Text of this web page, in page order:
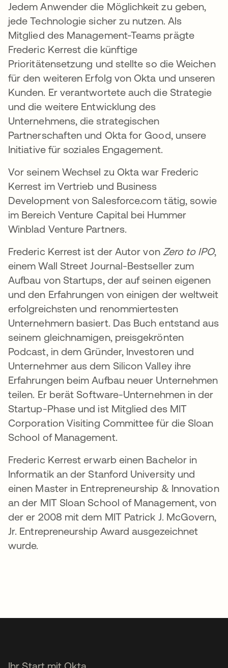
Jedem Anwender die Möglichkeit zu geben,
jede Technologie sicher zu nutzen. Als
Mitglied des Management-Teams prägte
Frederic Kerrest die künftige
Prioritätensetzung und stellte so die Weichen
für den weiteren Erfolg von Okta und unseren
Kunden. Er verantwortete auch die Strategie
und die weitere Entwicklung des
Unternehmens, die strategischen
Partnerschaften und Okta for Good, unsere
Initiative für soziales Engagement.
Vor seinem Wechsel zu Okta war Frederic
Kerrest im Vertrieb und Business
Development von Salesforce.com tätig, sowie
im Bereich Venture Capital bei Hummer
Winblad Venture Partners.
Frederic Kerrest ist der Autor von Zero to IPO,
einem Wall Street Journal-Bestseller zum
Aufbau von Startups, der auf seinen eigenen
und den Erfahrungen von einigen der weltweit
erfolgreichsten und renommiertesten
Unternehmern basiert. Das Buch entstand aus
seinem gleichnamigen, preisgekrönten
Podcast, in dem Gründer, Investoren und
Unternehmer aus dem Silicon Valley ihre
Erfahrungen beim Aufbau neuer Unternehmen
teilen. Er berät Software-Unternehmen in der
Startup-Phase und ist Mitglied des MIT
Corporation Visiting Committee für die Sloan
School of Management.
Frederic Kerrest erwarb einen Bachelor in
Informatik an der Stanford University und
einen Master in Entrepreneurship & Innovation
an der MIT Sloan School of Management, von
der er 2008 mit dem MIT Patrick J. McGovern,
Jr. Entrepreneurship Award ausgezeichnet
wurde.